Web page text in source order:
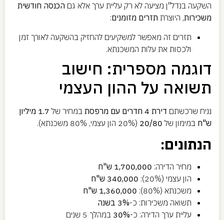
השקעה בנדל"ן מציעה לא רק עליית ערך אלא גם הכנסה חודשית
משכירות, היוצרת תזרים מזומנים:
תזרים זה מאפשר למשקיעים להחזיק בהשקעה לאורך זמן
ולכסות את עלות המשכנתא.
דוגמה מספרית: חישוב
תשואה על ההון העצמי
נניח שרכשתם דירת 4 חדרים עם מרפסת במחיר של
1.7 מיליון
ש"ח במימון של 20/80 (20% הון עצמי, 80% משכנתא).
הנתונים:
מחיר הדירה: 1,700,000 ש"ח
הון עצמי (20%):
340,000 ש"ח
משכנתא (80%):
1,360,000 ש"ח
תשואה משכירות: כ-3% בשנה
עליית ערך הדירה: כ-30% במהלך 5 שנים